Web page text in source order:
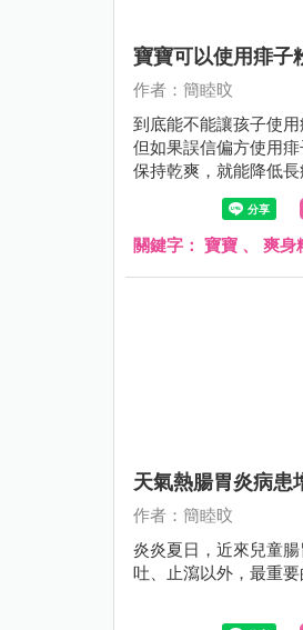
寶寶可以使用痱子
作者：簡睦旼
到底能不能讓孩子使
但如果誤信偏方使用
保持乾爽，就能降低長
關鍵字： 寶寶 、 爽身
天氣熱腸胃炎病患
作者：簡睦旼
炎炎夏日，近來兒童
吐、止瀉以外，最重